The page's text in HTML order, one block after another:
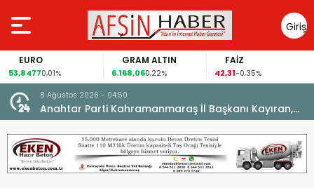
Giriş
Yap
0,01%
GRAM ALTIN
6.168,060,22%
FAİZ
42,31-0,35%
8 Ağustos 2026 - 04:50
Anahtar Parti Kahramanmaraş İl Başkanı Kayıran,
Afşin Teşkilatı ile buluştu.